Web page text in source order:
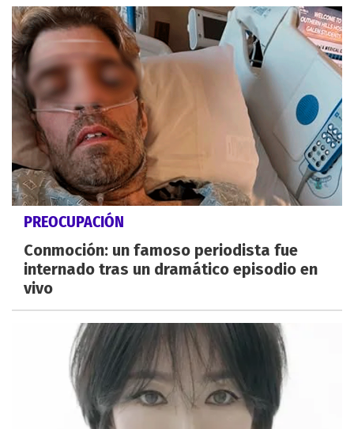
PREOCUPACIÓN
Conmoción: un famoso periodista fue
internado tras un dramático episodio en
vivo